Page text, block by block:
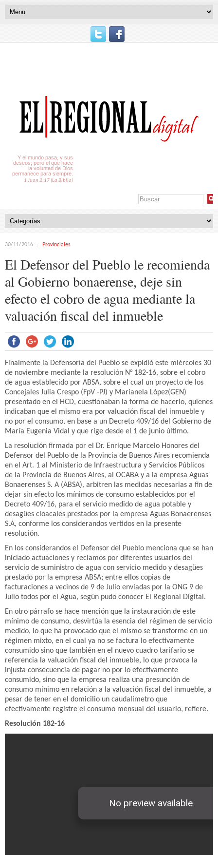
Y el mundo pasa, y sus
deseos; pero el que hace
la voluntad de Dios
permanece para siempre.
1 Juan 2:17 (La Biblia)
30/11/2016 Provinciales
El Defensor del Pueblo le recomienda
al Gobierno bonaerense, deje sin
efecto el cobro de agua mediante la
valuación fiscal del inmueble
Finalmente la Defensoría del Pueblo se expidió este miércoles 30
de noviembre mediante la resolución N° 182-16, sobre el cobro
de agua establecido por ABSA, sobre el cual un proyecto de los
Concejales Julia Crespo (FpV -PJ) y Marianela López(GEN)
presentado en el HCD, cuestionaban la forma de hacerlo, quienes
indicaban que el mismo era por valuación fiscal del inmueble y
no por el consumo, en base a un Decreto 409/16 del Gobierno de
María Eugenia Vidal y que rige desde el 1 de junio último.
La resolución firmada por el Dr. Enrique Marcelo Honores del
Defensor del Pueblo de la Provincia de Buenos Aires recomienda
en el Art. 1 al Ministerio de Infraestructura y Servicios Públicos
de la Provincia de Buenos Aires, al OCABA y a la empresa Aguas
Bonaerenses S. A (ABSA), arbitren las medidas necesarias a fin de
dejar sin efecto los mínimos de consumo establecidos por el
Decreto 409/16, para el servicio medido de agua potable y
desagües cloacales prestados por la empresa Aguas Bonaerenses
S.A, conforme los considerandos vertidos en la presente
resolución.
En los considerandos el Defensor del Pueblo menciona que se han
iniciado actuaciones y reclamos por diferentes usuarios del
servicio de suministro de agua con servicio medido y desagües
prestado por la empresa ABSA; entre ellos copias de
facturaciones a vecinos de 9 de Julio enviadas por la ONG 9 de
Julio todos por el Agua, según pudo conocer El Regional Digital.
En otro párrafo se hace mención que la instauración de este
mínimo de consumo, desvirtúa la esencia del régimen de servicio
medido, lo que ha provocado que el mismo se transforme en un
régimen mixto, en el cual ya no se factura lo efectivamente
consumido sino que también en el nuevo cuadro tarifario se
referencia la valuación fiscal del inmueble, lo que provoca la
injusta consecuencia de pagar no por lo efectivamente
consumido, sino que la empresa realiza una presunción de
consumo mínimo en relación a la valuación fiscal del inmueble, a
pesar de tener en el domicilio un caudalimetro que
efectivamente registre el consumo mensual del usuario, refiere.
Resolución 182-16